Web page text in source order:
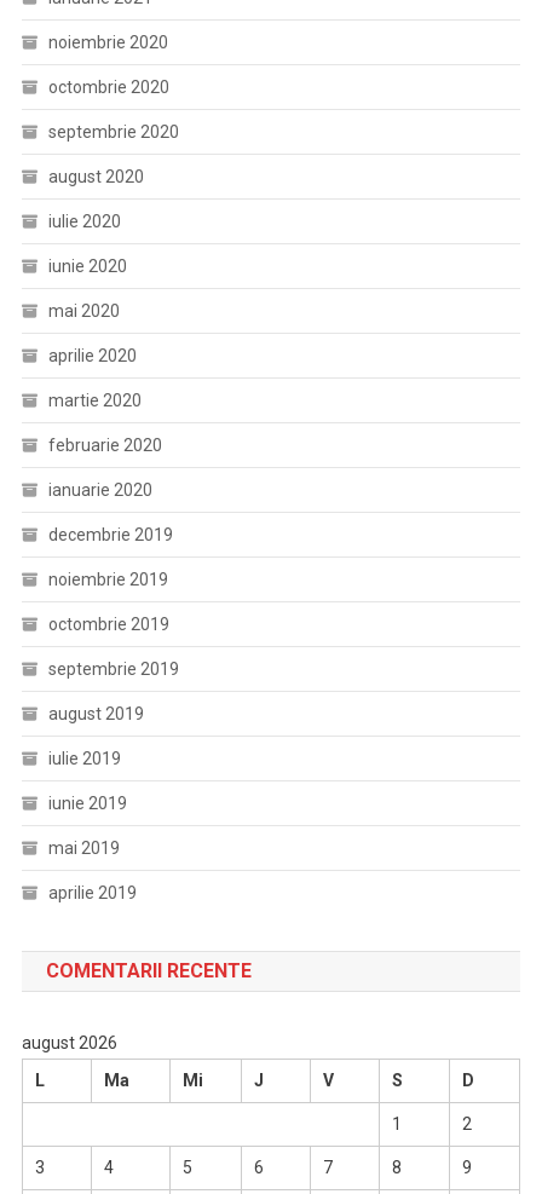
noiembrie 2020
octombrie 2020
septembrie 2020
august 2020
iulie 2020
iunie 2020
mai 2020
aprilie 2020
martie 2020
februarie 2020
ianuarie 2020
decembrie 2019
noiembrie 2019
octombrie 2019
septembrie 2019
august 2019
iulie 2019
iunie 2019
mai 2019
aprilie 2019
COMENTARII RECENTE
august 2026
L
Ma Mi J V S D
1 2
3 4 5 6 7 8 9